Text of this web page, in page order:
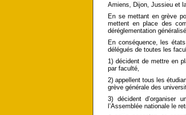
Amiens, Dijon, Jussieu et
En se mettant en grève
mettent en place des
déréglementation
En conséquence, les
délégués de toutes les
1) décident de mettre en
par faculté,
2) appellent tous les
grève générale des
3) décident d’organiser
l’Assemblée nationale le